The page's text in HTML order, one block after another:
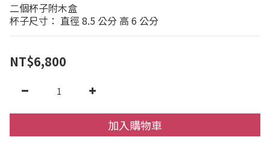
二個杯子附木盒
杯子尺寸： 直徑 8.5 公分 高 6 公分
NT$6,800
加入購物車